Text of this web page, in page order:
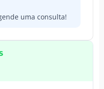
uma consulta!